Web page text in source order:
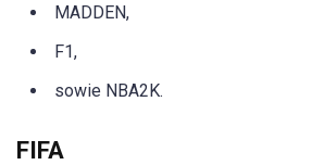
MADDEN,
F1,
sowie NBA2K.
FIFA